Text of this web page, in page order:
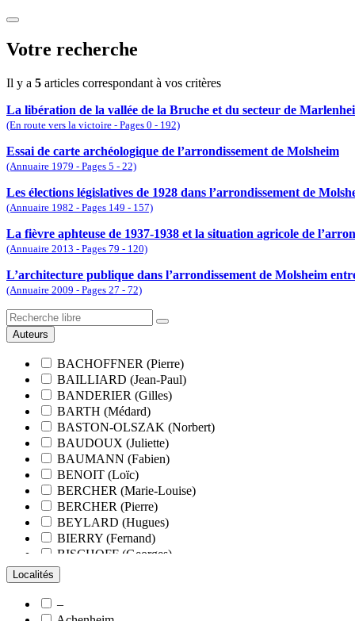
Votre recherche
Il y a 5 articles correspondant à vos critères
La libération de la vallée de la Bruche et du secteur de
(En route vers la victoire - Pages 0 - 192)
Essai de carte archéologique de l’arrondissement de Molsheim
(Annuaire 1979 - Pages 5 - 22)
Les élections législatives de 1928 dans l’arrondissement de
(Annuaire 1982 - Pages 149 - 157)
La fièvre aphteuse de 1937-1938 et la situation agricole de
(Annuaire 2013 - Pages 79 - 120)
L’architecture publique dans l’arrondissement de Molsheim
(Annuaire 2009 - Pages 27 - 72)
Auteurs
BACHOFFNER (Pierre)
BAILLIARD (Jean-Paul)
BANDERIER (Gilles)
BARTH (Médard)
BASTON-OLSZAK (Norbert)
BAUDOUX (Juliette)
BAUMANN (Fabien)
BENOIT (Loïc)
BERCHER (Marie-Louise)
BERCHER (Pierre)
BEYLARD (Hugues)
BIERRY (Fernand)
BISCHOFF (Georges)
BLANCHARD (François)
BLANCHARD (Pierre-Valentin)
BLUMENROEDER (Quentin)
Localités
–